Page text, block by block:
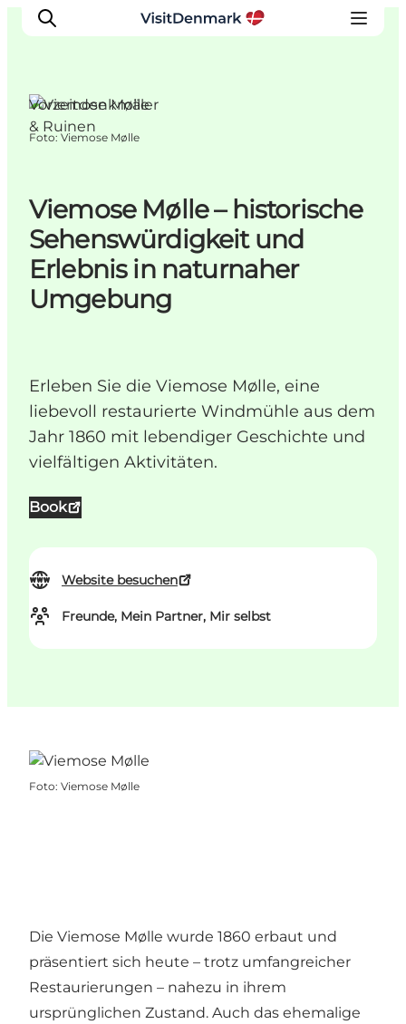
Erlebnisse
Unterkünfte
Reiseplanung
Viemose Mølle – historische
Sehenswürdigkeit und
Erlebnis in naturnaher
Umgebung
Erleben Sie die Viemose Mølle, eine
liebevoll restaurierte Windmühle aus dem
Jahr 1860 mit lebendiger Geschichte und
vielfältigen Aktivitäten.
Book
Website besuchen
Freunde, Mein Partner, Mir selbst
Vorzeitdenkmäler
& Ruinen
Foto: Viemose Mølle
Foto: Viemose Mølle
Die Viemose Mølle wurde 1860 erbaut und
präsentiert sich heute – trotz umfangreicher
Restaurierungen – nahezu in ihrem
ursprünglichen Zustand. Auch das ehemalige